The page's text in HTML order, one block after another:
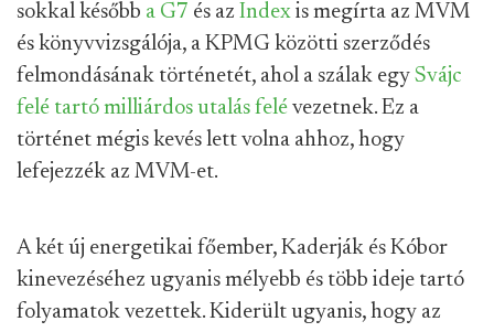
sokkal később a G7 és az Index is megírta az MVM
és könyvvizsgálója, a KPMG közötti szerződés
felmondásának történetét, ahol a szálak egy Svájc
felé tartó milliárdos utalás felé vezetnek. Ez a
történet mégis kevés lett volna ahhoz, hogy
lefejezzék az MVM-et.
A két új energetikai főember, Kaderják és Kóbor
kinevezéséhez ugyanis mélyebb és több ideje tartó
folyamatok vezettek. Kiderült ugyanis, hogy az